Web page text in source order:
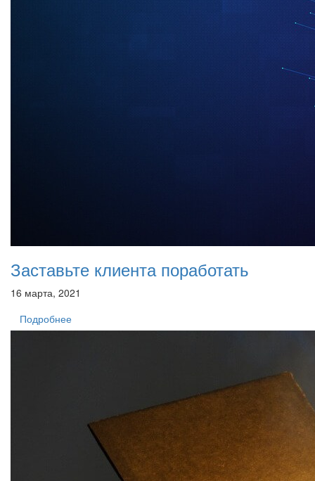
Заставьте клиента поработать
16 марта, 2021
Подробнее